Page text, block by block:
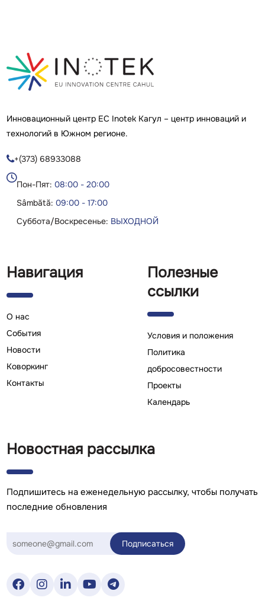
Инновационный центр ЕС Inotek Кагул – центр инноваций и
технологий в Южном регионе.
+(373) 68933088

Пон-Пят:08:00 - 20:00
Sâmbătă:09:00 - 17:00
Суббота/Воскресенье: ВЫХОДНОЙ
Навигация
О нас
Cобытия
Новости
Коворкинг
Контакты
Полезные
ссылки
Условия и положения
Политика
добросовестности
Проекты
Календарь
Новостная рассылка
Подпишитесь на еженедельную рассылку, чтобы получать
последние обновления